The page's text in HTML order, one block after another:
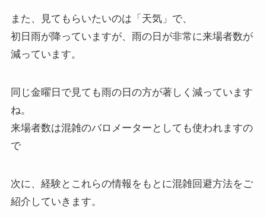
また、見てもらいたいのは「天気」で、
初日雨が降っていますが、雨の日が非常に来場者数が
減っています。
同じ金曜日で見ても雨の日の方が著しく減っています
ね。
来場者数は混雑のバロメーターとしても使われますの
で
次に、経験とこれらの情報をもとに混雑回避方法をご
紹介していきます。